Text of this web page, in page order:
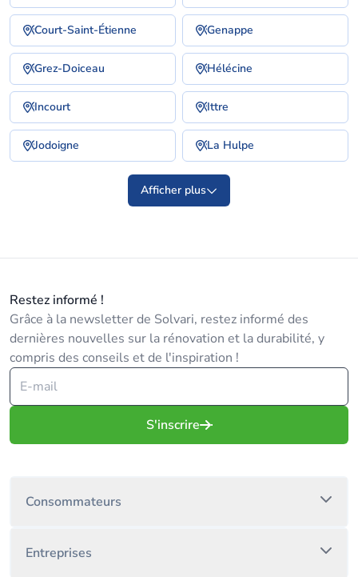
Court-Saint-Étienne Genappe
Grez-Doiceau Hélécine
Incourt Ittre
Jodoigne La Hulpe
Afficher plus
Restez informé !
Grâce à la newsletter de Solvari, restez informé des
dernières nouvelles sur la rénovation et la durabilité, y
compris des conseils et de l'inspiration !
S'inscrire
Consommateurs
Entreprises